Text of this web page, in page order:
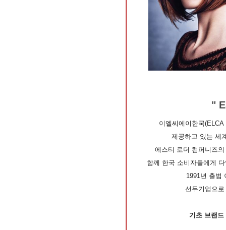
"
이엘씨에이한국
제공하고 있는 세
에스티 로더 컴퍼니즈
함께 한국 소비자들에게
1991년 출범
선두기업으
기초 브랜